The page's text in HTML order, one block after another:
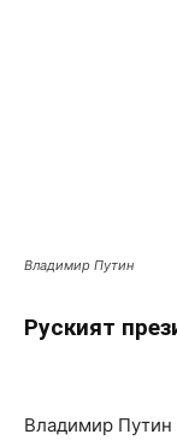
Владимир Путин
Руският
Владимир Путин